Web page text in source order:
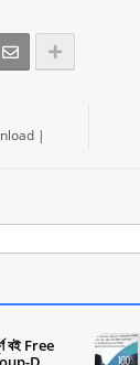
|
বই Free